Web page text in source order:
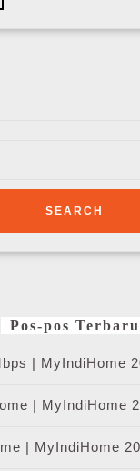
Pos-pos Terbaru
| MyIndiHome
| MyIndiHome
| MyIndiHome